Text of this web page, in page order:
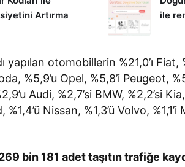
Artırma
ile
otomobillerin %21,0’ı Fiat,
%5,9’u Opel, %5,8’i Peugeot,
Audi, %2,7’si BMW, %2,2’si
%1,4’ü Nissan, %1,3’ü Volvo,
bin 181 adet taşıtın trafiğe